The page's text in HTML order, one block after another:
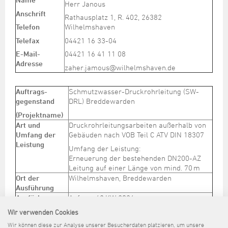
Umwelt-, Natur- und Klimaschutz
Wohnen, Bauen
Wahlen
Sterbefall
Studium
Umzug und Neubürger
Wohnen und Verbrauchen
Formulare
Online-Terminvergabe
Politik & Verwaltung
Pressemitteilungen
Städtische Dienststellen
Stadtrecht
Telefonverzeichnis
Wirtschaftsstruktur
Regionale Kooperationen
Unternehmensnachfolge
Unterstützung für ExistenzgründerInnen
Zukunftsregion JadeBay
Stadtarchiv
Volkshochschule
Weiterbildung
Stadt Wilhelmshaven
Unterkünfte
Kulturzentrum Pumpwerk
Maritime Meile
Museen und Ausstellungen
Schiffe, Häfen und Meer erleben
Sportangebot
Städtepartnerschaften
Stadtpark
Tag des offenen Denkmals
Veranstaltungsorte
Anschrift
Telefon
Telefax
E-Mail-
Adresse
Herr Janous
Rathausplatz 1, R. 402, 26382
Wilhelmshaven
04421 16 33-04
04421 16 41 11 08
zaher.jamous@wilhelmshaven.de
Auftrags-
gegenstand
(Projektname)
Schmutzwasser-Druckrohrleitung (SW-
DRL) Breddewarden
Art und
Umfang der
Leistung
Druckrohrleitungsarbeiten außerhalb von
Gebäuden nach VOB Teil C ATV DIN 18307
Umfang der Leistung:
Erneuerung der bestehenden DN200-AZ
Leitung auf einer Länge von mind. 70 m
Ort der
Ausführung
Wilhelmshaven, Breddewarden
Ausfürhrungs-
zeitraum
Anfang: 42.KW 2026
Ende: 48.KW 2026
Wir verwenden Cookies
Wir können diese zur Analyse unserer Besucherdaten platzieren, um unsere